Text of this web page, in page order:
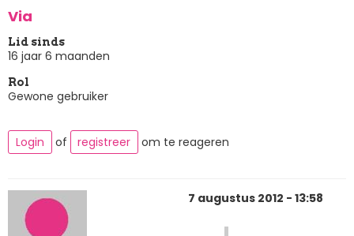
Via
Lid sinds
16 jaar 6 maanden
Rol
Gewone gebruiker
Login of registreer om te reageren
7 augustus 2012 - 13:58